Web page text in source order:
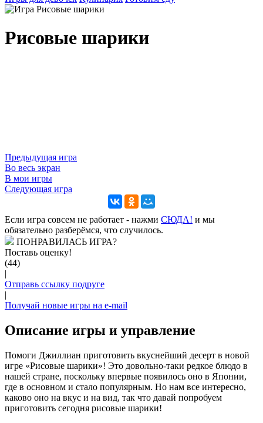
Рисовые шарики
Предыдущая игра
Во весь экран
В мои игры
Следующая игра
Если игра совсем не работает - нажми CЮДА! и мы
обязательно разберёмся, что случилось.
ПОНРАВИЛАСЬ ИГРА?
Поставь оценку!
(44)
|
Отправь ссылку подруге
|
Получай новые игры на e-mail
Описание игры и управление
Помоги Джиллиан приготовить вкуснейший десерт в новой
игре «Рисовые шарики»! Это довольно-таки редкое блюдо в
нашей стране, поскольку впервые появилось оно в Японии,
где в основном и стало популярным. Но нам все интересно,
каково оно на вкус и на вид, так что давай попробуем
приготовить сегодня рисовые шарики!